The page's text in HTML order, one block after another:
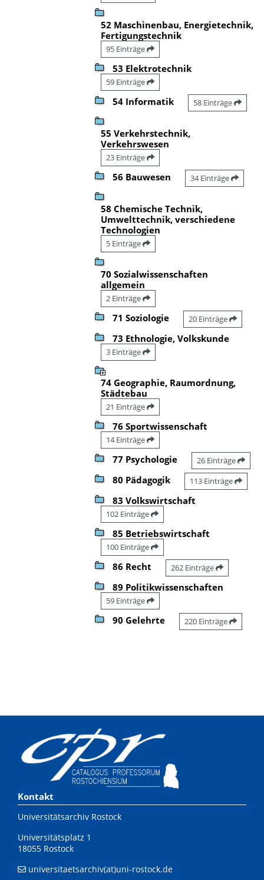
52 Maschinenbau, Energietechnik,
Fertigungstechnik
95 Einträge
53 Elektrotechnik
59 Einträge
54 Informatik 58 Einträge
55 Verkehrstechnik,
Verkehrswesen
23 Einträge
56 Bauwesen 34 Einträge
58 Chemische Technik,
Umwelttechnik, verschiedene
Technologien
5 Einträge
70 Sozialwissenschaften
allgemein
2 Einträge
71 Soziologie 20 Einträge
73 Ethnologie, Volkskunde
3 Einträge
74 Geographie, Raumordnung,
Städtebau
21 Einträge
76 Sportwissenschaft
14 Einträge
77 Psychologie 26 Einträge
80 Pädagogik 113 Einträge
83 Volkswirtschaft
102 Einträge
85 Betriebswirtschaft
100 Einträge
86 Recht 262 Einträge
89 Politikwissenschaften
59 Einträge
90 Gelehrte 220 Einträge
Kontakt
Universitätsarchiv Rostock
Universitätsplatz 1
18055 Rostock
universitaetsarchiv(at)uni-rostock.de